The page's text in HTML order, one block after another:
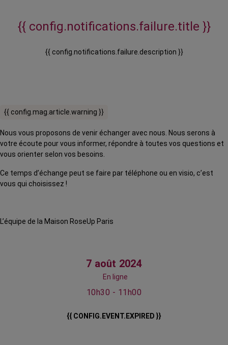
{{ config.notifications.failure.title }}
{{ config.notifications.failure.description }}
{{ config.mag.article.warning }}
Nous vous proposons de venir échanger avec nous. Nous serons à
votre écoute pour vous informer, répondre à toutes vos questions et
vous orienter selon vos besoins.
Ce temps d’échange peut se faire par téléphone ou en visio, c’est
vous qui choisissez !
L’équipe de la Maison RoseUp Paris
7 août 2024
En ligne
10h30 - 11h00
{{ CONFIG.EVENT.EXPIRED }}